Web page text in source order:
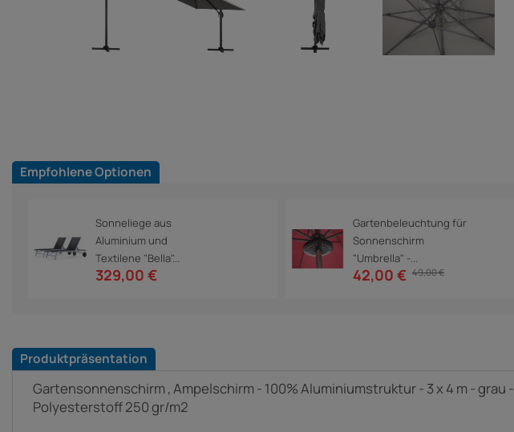
Empfohlene Optionen
Sonneliege aus
Aluminium und
Textilene "Bella"...
329,00 €
Gartenbeleuchtung für
Sonnenschirm
"Umbrella" -...
42,00 € 49,00 €
Produktpräsentation
Gartensonnenschirm , Ampelschirm - 100% Aluminiumstruktur - 3 x 4 m - grau -
Polyesterstoff 250 gr/m2